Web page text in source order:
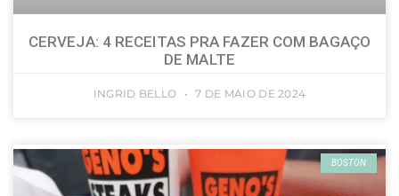
CERVEJA: 4 RECEITAS PRA FAZER COM BAGAÇO
DE MALTE
INGRID BELLO 7 DE MAIO DE 2024
BOSTON